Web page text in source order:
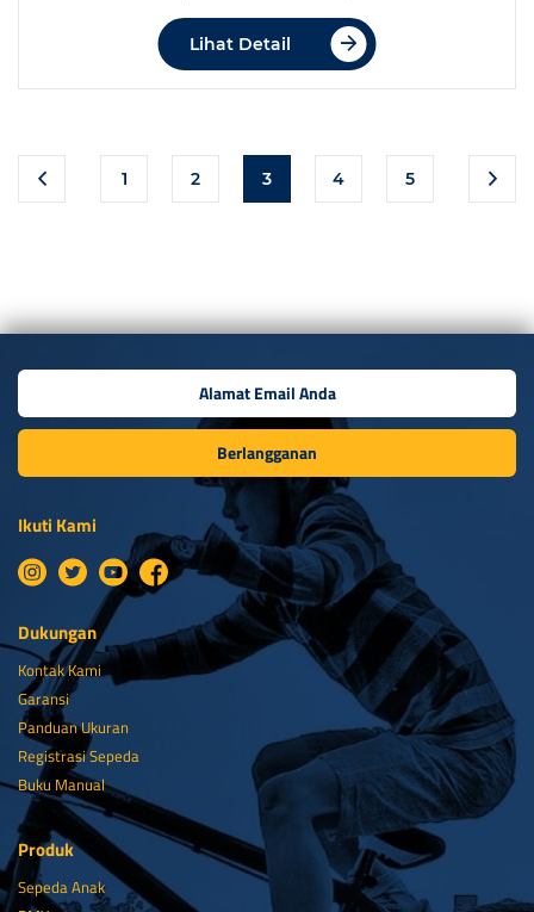
Lihat Detail
1 2 3 4 5
Berlangganan
Ikuti Kami
Dukungan
Kontak Kami
Garansi
Panduan Ukuran
Registrasi Sepeda
Buku Manual
Produk
Sepeda Anak